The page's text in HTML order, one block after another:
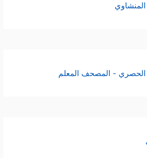
الحصري - المصحف المعلم